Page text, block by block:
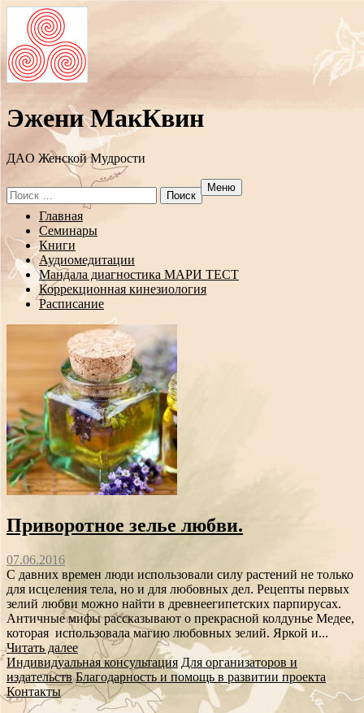
Эжени МакКвин
ДAO Женской Мудрости
Search
for:
Меню
Перейти
содержанию
Главная
Семинары
Книги
Аудиомедитации
Мандала диагностика МАРИ ТЕСТ
Коррекционная кинезиология
Расписание
Приворотное зелье любви.
07.06.2016
С давних времен люди использовали силу растений не только
для исцеления тела, но и для любовных дел. Рецепты первых
зелий любви можно найти в древнеегипетских парпирусах.
Античные мифы рассказывают о прекрасной колдунье Медее,
которая использовала магию любовных зелий. Яркой и...
Читать далее
Индивидуальная консультация Для организаторов и
издательств Благодарность и помощь в развитии проекта
Контакты